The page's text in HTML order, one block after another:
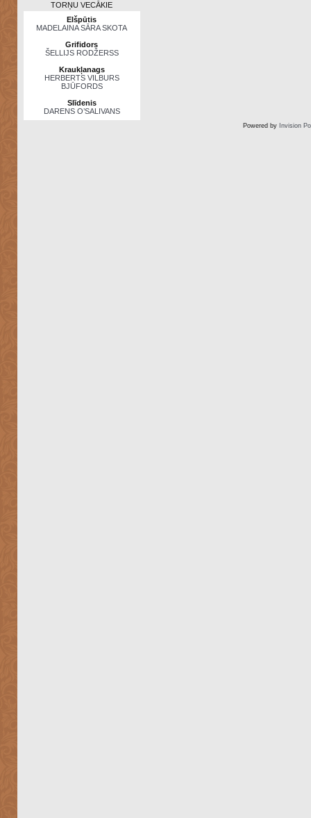
TORŅU VECĀKIE
Elšpūtis
MADELAINA SĀRA SKOTA
Grifidors
ŠELLIJS RODŽERSS
Kraukļanags
HERBERTS VILBURS
BJŪFORDS
Slīdenis
DARENS O’SALIVANS
Powered by Invision